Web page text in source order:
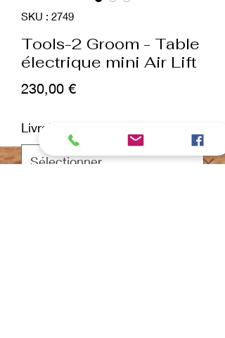
SKU : 2749
Tools-2 Groom - Table
électrique mini Air Lift
230,00 €Prix
Livraison